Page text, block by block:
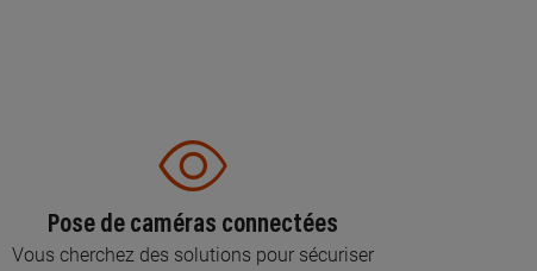
Pose de caméras connectées
Vous cherchez des solutions pour sécuriser